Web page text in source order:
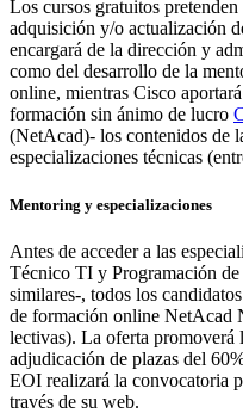
Los cursos gratuitos
adquisición y/o actualización
encargará de la dirección y
como del desarrollo de la
online, mientras Cisco
formación sin ánimo de lucro
(NetAcad)- los contenidos de
especializaciones técnicas
Mentoring y especializaciones
Antes de acceder a las
Técnico TI y Programación de
similares-, todos los
de formación online NetAcad
lectivas). La oferta promoverá
adjudicación de plazas del
EOI realizará la convocatoria
través de su web.